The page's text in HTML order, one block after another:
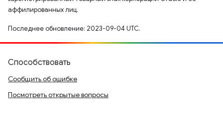
аффилированных лиц.
Последнее обновление: 2023-09-04 UTC.
Способствовать
Сообщить об ошибке
Посмотреть открытые вопросы